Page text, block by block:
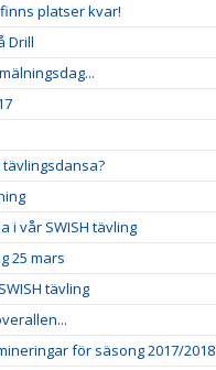
platser kvar!
Drill
i vår SWISH tävling
25 mars
tävling
för säsong 2017/2018